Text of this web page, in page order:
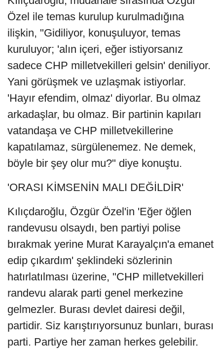
Özel ile temas kurulup kurulmadığına
ilişkin, "Gidiliyor, konuşuluyor, temas
kuruluyor; 'alın içeri, eğer istiyorsanız
sadece CHP milletvekilleri gelsin' deniliyor.
Yani görüşmek ve uzlaşmak istiyorlar.
'Hayır efendim, olmaz' diyorlar. Bu olmaz
arkadaşlar, bu olmaz. Bir partinin kapıları
vatandaşa ve CHP milletvekillerine
kapatılamaz, sürgülenemez. Ne demek,
böyle bir şey olur mu?" diye konuştu.
'ORASI KİMSENİN MALI DEĞİLDİR'
Kılıçdaroğlu, Özgür Özel'in 'Eğer öğlen
randevusu olsaydı, ben partiyi polise
bırakmak yerine Murat Karayalçın'a emanet
edip çıkardım' şeklindeki sözlerinin
hatırlatılması üzerine, "CHP milletvekilleri
randevu alarak parti genel merkezine
gelmezler. Burası devlet dairesi değil,
partidir. Siz karıştırıyorsunuz bunları, burası
parti. Partiye her zaman herkes gelebilir.